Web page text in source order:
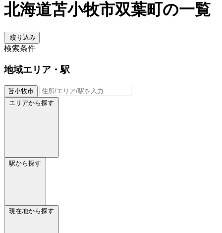
北海道苫小牧市双葉町の一覧
絞り込み
検索条件
地域エリア・駅
苫小牧市
エリアから探す
駅から探す
現在地から探す